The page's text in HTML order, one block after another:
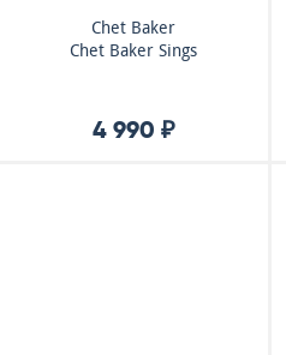
Chet Baker
Chet Baker Sings
4 990 ₽